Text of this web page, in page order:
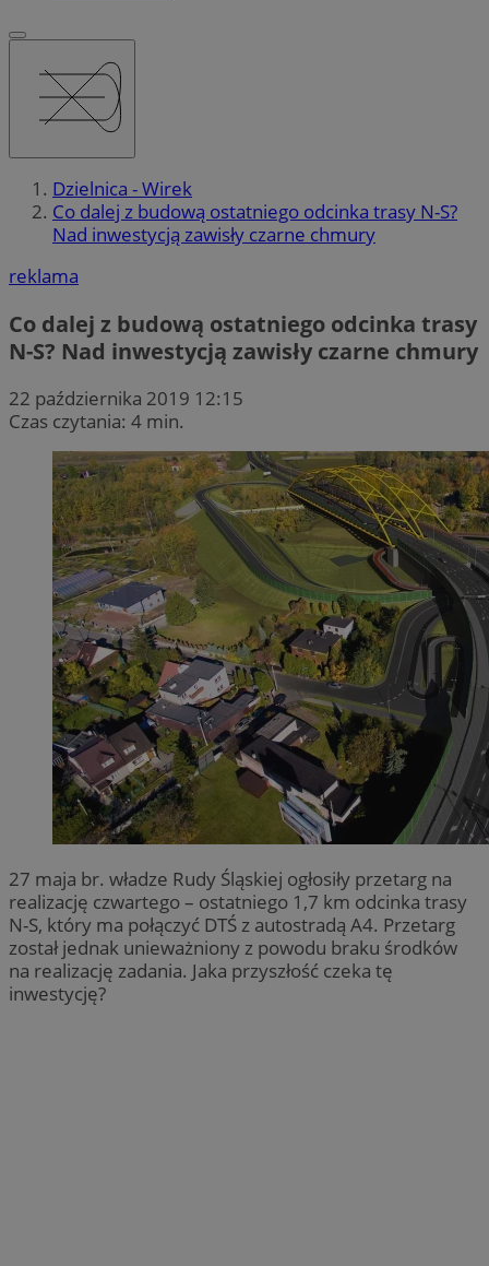
Dzielnica - Wirek
Co dalej z budową ostatniego odcinka trasy N-S?
Nad inwestycją zawisły czarne chmury
reklama
Co dalej z budową ostatniego odcinka trasy
N-S? Nad inwestycją zawisły czarne chmury
22 października 2019 12:15
Czas czytania: 4 min.
27 maja br. władze Rudy Śląskiej ogłosiły przetarg na
realizację czwartego – ostatniego 1,7 km odcinka trasy
N-S, który ma połączyć DTŚ z autostradą A4. Przetarg
został jednak unieważniony z powodu braku środków
na realizację zadania. Jaka przyszłość czeka tę
inwestycję?